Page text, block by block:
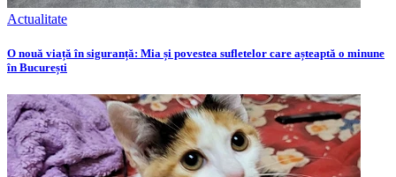
Actualitate
O nouă viață în siguranță: Mia și povestea sufletelor care așteaptă o minune
în București